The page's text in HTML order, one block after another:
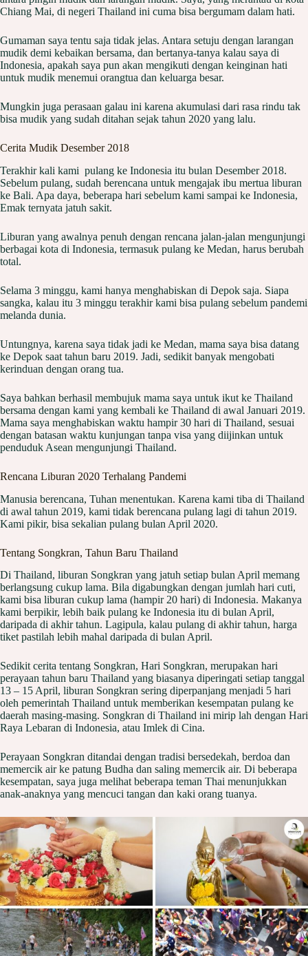
Chiang Mai, di negeri Thailand ini cuma bisa bergumam dalam hati.
Gumaman saya tentu saja tidak jelas. Antara setuju dengan larangan
mudik demi kebaikan bersama, dan bertanya-tanya kalau saya di
Indonesia, apakah saya pun akan mengikuti dengan keinginan hati
untuk mudik menemui orangtua dan keluarga besar.
Mungkin juga perasaan galau ini karena akumulasi dari rasa rindu tak
bisa mudik yang sudah ditahan sejak tahun 2020 yang lalu.
Cerita Mudik Desember 2018
Terakhir kali kami pulang ke Indonesia itu bulan Desember 2018.
Sebelum pulang, sudah berencana untuk mengajak ibu mertua liburan
ke Bali. Apa daya, beberapa hari sebelum kami sampai ke Indonesia,
Emak ternyata jatuh sakit.
Liburan yang awalnya penuh dengan rencana jalan-jalan mengunjungi
berbagai kota di Indonesia, termasuk pulang ke Medan, harus berubah
total.
Selama 3 minggu, kami hanya menghabiskan di Depok saja. Siapa
sangka, kalau itu 3 minggu terakhir kami bisa pulang sebelum pandemi
melanda dunia.
Untungnya, karena saya tidak jadi ke Medan, mama saya bisa datang
ke Depok saat tahun baru 2019. Jadi, sedikit banyak mengobati
kerinduan dengan orang tua.
Saya bahkan berhasil membujuk mama saya untuk ikut ke Thailand
bersama dengan kami yang kembali ke Thailand di awal Januari 2019.
Mama saya menghabiskan waktu hampir 30 hari di Thailand, sesuai
dengan batasan waktu kunjungan tanpa visa yang diijinkan untuk
penduduk Asean mengunjungi Thailand.
Rencana Liburan 2020 Terhalang Pandemi
Manusia berencana, Tuhan menentukan. Karena kami tiba di Thailand
di awal tahun 2019, kami tidak berencana pulang lagi di tahun 2019.
Kami pikir, bisa sekalian pulang bulan April 2020.
Tentang Songkran, Tahun Baru Thailand
Di Thailand, liburan Songkran yang jatuh setiap bulan April memang
berlangsung cukup lama. Bila digabungkan dengan jumlah hari cuti,
kami bisa liburan cukup lama (hampir 20 hari) di Indonesia. Makanya
kami berpikir, lebih baik pulang ke Indonesia itu di bulan April,
daripada di akhir tahun. Lagipula, kalau pulang di akhir tahun, harga
tiket pastilah lebih mahal daripada di bulan April.
Sedikit cerita tentang Songkran, Hari Songkran, merupakan hari
perayaan tahun baru Thailand yang biasanya diperingati setiap tanggal
13 – 15 April, liburan Songkran sering diperpanjang menjadi 5 hari
oleh pemerintah Thailand untuk memberikan kesempatan pulang ke
daerah masing-masing. Songkran di Thailand ini mirip lah dengan Hari
Raya Lebaran di Indonesia, atau Imlek di Cina.
Perayaan Songkran ditandai dengan tradisi bersedekah, berdoa dan
memercik air ke patung Budha dan saling memercik air. Di beberapa
kesempatan, saya juga melihat beberapa teman Thai menunjukkan
anak-anaknya yang mencuci tangan dan kaki orang tuanya.